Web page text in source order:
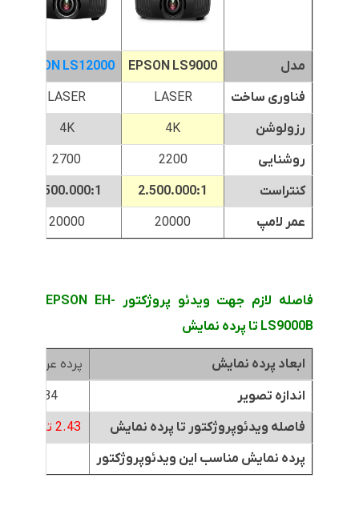
مدل EPSON LS9000
EPSON LS12000
فناوری ساخت
LASER
LASER
رزولوشن
4K
4K
روشنایی
2200
2700
کنتراست
2.500.000:1
2.500.000:1
عمر لامپ
20000
20000
فاصله لازم جهت ویدئو پروژکتور EPSON EH-
LS9000B تا پرده نمایش
ابعاد پرده نمایش
پرده عرض 1.8متر
اندازه تصویر
84 اینچ
فاصله ویدئوپروژکتور تا پرده نمایش
2.43 تا 5.11 متر
پرده نمایش مناسب این ویدئوپروژکتور